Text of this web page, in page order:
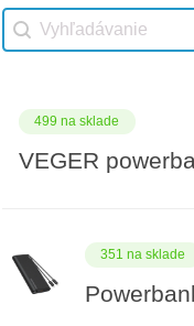
Vhodné
Search content
499 na sklade
VEGER
351 na sklade